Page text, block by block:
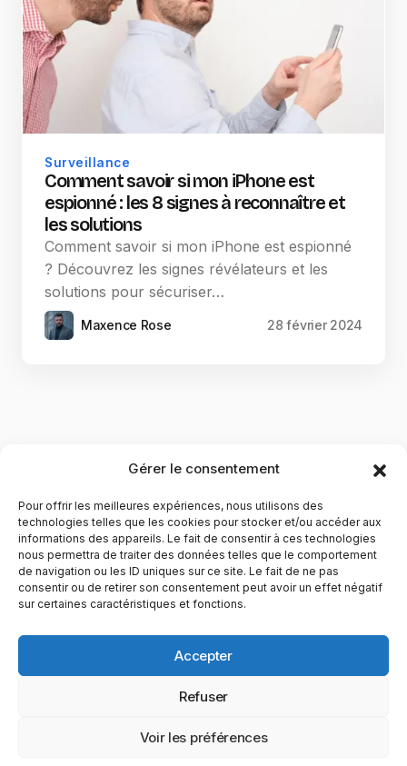
Gérer le consentement
Pour offrir les meilleures expériences, nous utilisons des
technologies telles que les cookies pour stocker et/ou accéder aux
informations des appareils. Le fait de consentir à ces technologies
nous permettra de traiter des données telles que le comportement
de navigation ou les ID uniques sur ce site. Le fait de ne pas
consentir ou de retirer son consentement peut avoir un effet négatif
sur certaines caractéristiques et fonctions.
Accepter
Refuser
Voir les préférences
Surveillance
Comment savoir si mon iPhone est
espionné : les 8 signes à reconnaître et
les solutions
Comment savoir si mon iPhone est espionné
? Découvrez les signes révélateurs et les
solutions pour sécuriser…
Maxence Rose 28 février 2024
YubiGeek est un média français dédié aux nouvelles
technologies, à la culture geek et au numérique. Fondé par
du web, du gaming et de la science, avec une approche